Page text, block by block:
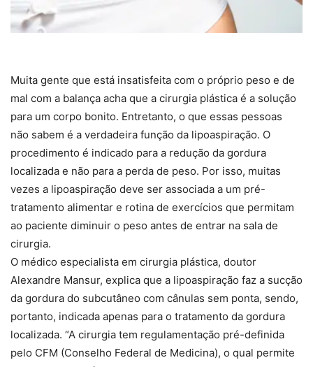
Muita gente que está insatisfeita com o próprio peso e de
mal com a balança acha que a cirurgia plástica é a solução
para um corpo bonito. Entretanto, o que essas pessoas
não sabem é a verdadeira função da lipoaspiração. O
procedimento é indicado para a redução da gordura
localizada e não para a perda de peso. Por isso, muitas
vezes a lipoaspiração deve ser associada a um pré-
tratamento alimentar e rotina de exercícios que permitam
ao paciente diminuir o peso antes de entrar na sala de
cirurgia.
O médico especialista em cirurgia plástica, doutor
Alexandre Mansur, explica que a lipoaspiração faz a sucção
da gordura do subcutâneo com cânulas sem ponta, sendo,
portanto, indicada apenas para o tratamento da gordura
localizada. “A cirurgia tem regulamentação pré-definida
pelo CFM (Conselho Federal de Medicina), o qual permite